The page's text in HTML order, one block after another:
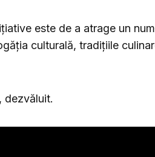
este de a atrage un
culturală, tradițiile
dezvăluit.